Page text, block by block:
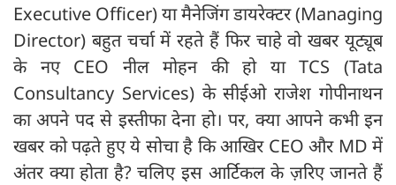
Executive Officer) या मैनेजिंग डायरेक्टर (Managing
Director) बहुत चर्चा में रहते हैं फिर चाहे वो खबर यूट्यूब
के नए CEO नील मोहन की हो या TCS (Tata
Consultancy Services) के सीईओ राजेश गोपीनाथन
का अपने पद से इस्तीफा देना हो। पर, क्या आपने कभी इन
खबर को पढ़ते हुए ये सोचा है कि आखिर CEO और MD में
अंतर क्या होता है? चलिए इस आर्टिकल के ज़रिए जानते हैं